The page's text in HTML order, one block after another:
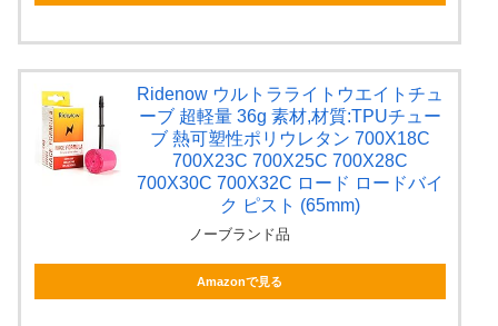
Ridenow ウルトラライトウエイトチュ
ーブ 超軽量 36g 素材,材質:TPUチュー
ブ 熱可塑性ポリウレタン 700X18C
700X23C 700X25C 700X28C
700X30C 700X32C ロード ロードバイ
ク ピスト (65mm)
ノーブランド品
Amazonで見る